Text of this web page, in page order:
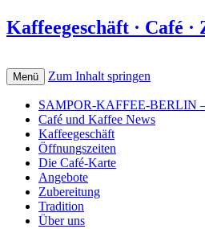
Kaffeegeschäft · Café ·
Menü Zum Inhalt springen
SAMPOR-KAFFEE-BERLIN
Café und Kaffee News
Kaffeegeschäft
Öffnungszeiten
Die Café-Karte
Angebote
Zubereitung
Tradition
Über uns